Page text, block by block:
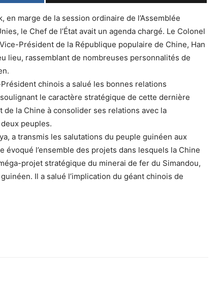
en marge de la session ordinaire de l’Assemblée
le Chef de l’État avait un agenda chargé. Le Colonel
Président de la République populaire de Chine, Han
lieu, rassemblant de nombreuses personnalités de
chinois a salué les bonnes relations
le caractère stratégique de cette dernière
de la Chine à consolider ses relations avec la
peuples.
a transmis les salutations du peuple guinéen aux
l’ensemble des projets dans lesquels la Chine
projet stratégique du minerai de fer du Simandou,
Il a salué l’implication du géant chinois de